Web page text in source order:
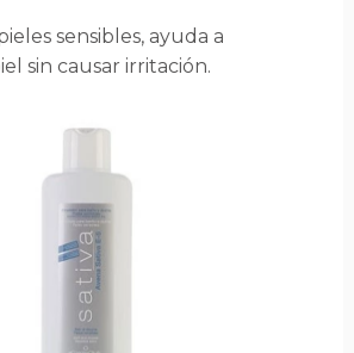
sensibles, ayuda a
sin causar irritación.